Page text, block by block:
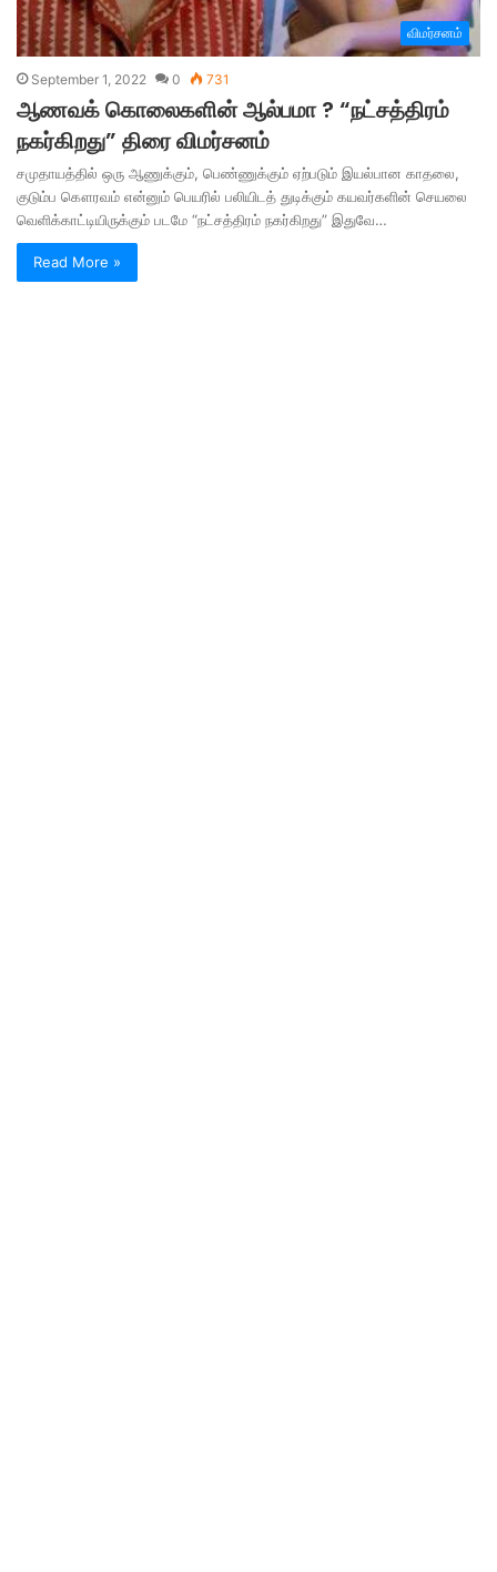
விமர்சனம்
September 1, 2022 0 731
ஆணவக் கொலைகளின் ஆல்பமா ? “நட்சத்திரம்
நகர்கிறது” திரை விமர்சனம்
சமுதாயத்தில் ஒரு ஆணுக்கும், பெண்ணுக்கும் ஏற்படும் இயல்பான காதலை,
குடும்ப கௌரவம் என்னும் பெயரில் பலியிடத் துடிக்கும் கயவர்களின் செயலை
வெளிக்காட்டியிருக்கும் படமே “நட்சத்திரம் நகர்கிறது” இதுவே…
Read More »